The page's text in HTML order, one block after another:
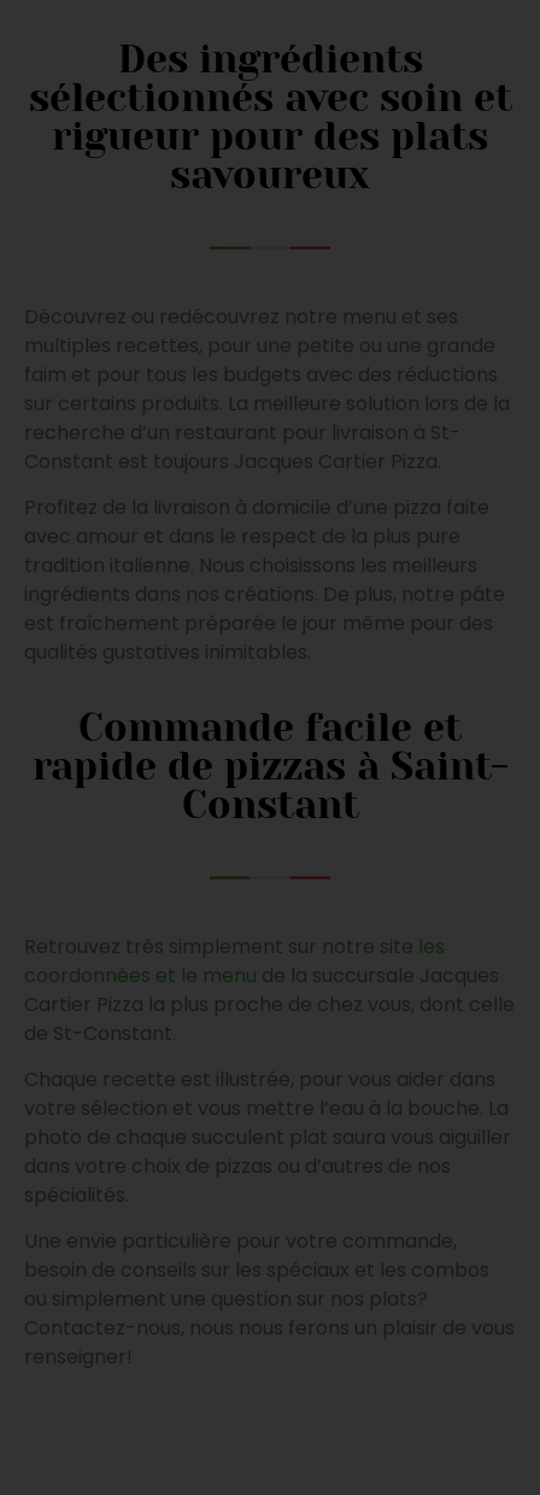
Des ingrédients
sélectionnés avec soin et
rigueur pour des plats
savoureux
Découvrez ou redécouvrez notre menu et ses
multiples recettes, pour une petite ou une grande
faim et pour tous les budgets avec des réductions
sur certains produits. La meilleure solution lors de la
recherche d’un restaurant pour livraison à St-
Constant est toujours Jacques Cartier Pizza.
Profitez de la livraison à domicile d’une pizza faite
avec amour et dans le respect de la plus pure
tradition italienne. Nous choisissons les meilleurs
ingrédients dans nos créations. De plus, notre pâte
est fraîchement préparée le jour même pour des
qualités gustatives inimitables.
Commande facile et
rapide de pizzas à Saint-
Constant
Retrouvez très simplement sur notre site les
coordonnées et le menu de la succursale Jacques
Cartier Pizza la plus proche de chez vous, dont celle
de St-Constant.
Chaque recette est illustrée, pour vous aider dans
votre sélection et vous mettre l’eau à la bouche. La
photo de chaque succulent plat saura vous aiguiller
dans votre choix de pizzas ou d’autres de nos
spécialités.
Une envie particulière pour votre commande,
besoin de conseils sur les spéciaux et les combos
ou simplement une question sur nos plats?
Contactez-nous, nous nous ferons un plaisir de vous
renseigner!